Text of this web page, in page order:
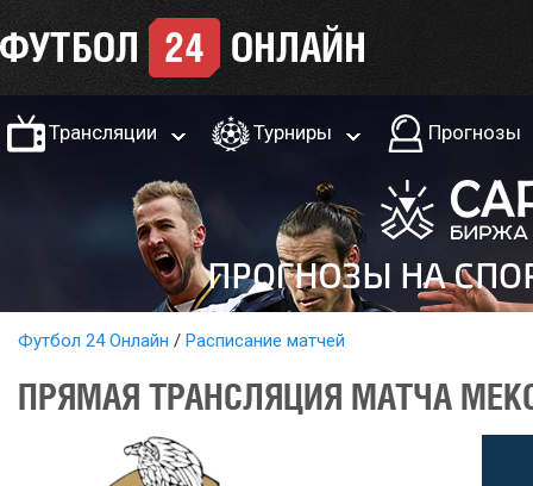
Трансляции Турниры Прогнозы
Футбол 24 Онлайн Расписание матчей
ПРЯМАЯ ТРАНСЛЯЦИЯ МАТЧА